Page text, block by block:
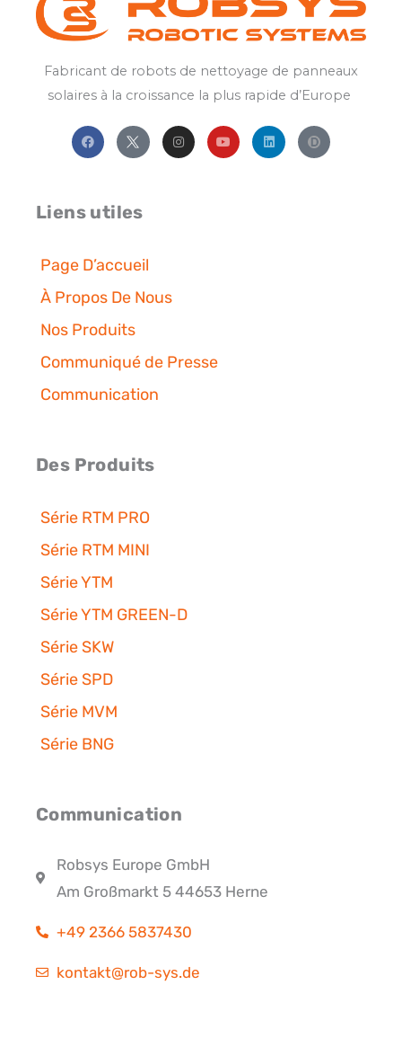
Fabricant de robots de nettoyage de panneaux
solaires à la croissance la plus rapide d’Europe
F
a
c
o
k
I
n
s
Y
o
u
L
i
n
Liens utiles
Page D’accueil
À Propos De Nous
Nos Produits
Communiqué de Presse
Communication
Des Produits
Série RTM PRO
Série RTM MINI
Série YTM
Série YTM GREEN-D
Série SKW
Série SPD
Série MVM
Série BNG
Communication
Robsys Europe GmbH
Am Großmarkt 5 44653 Herne
+49 2366 5837430
kontakt@rob-sys.de